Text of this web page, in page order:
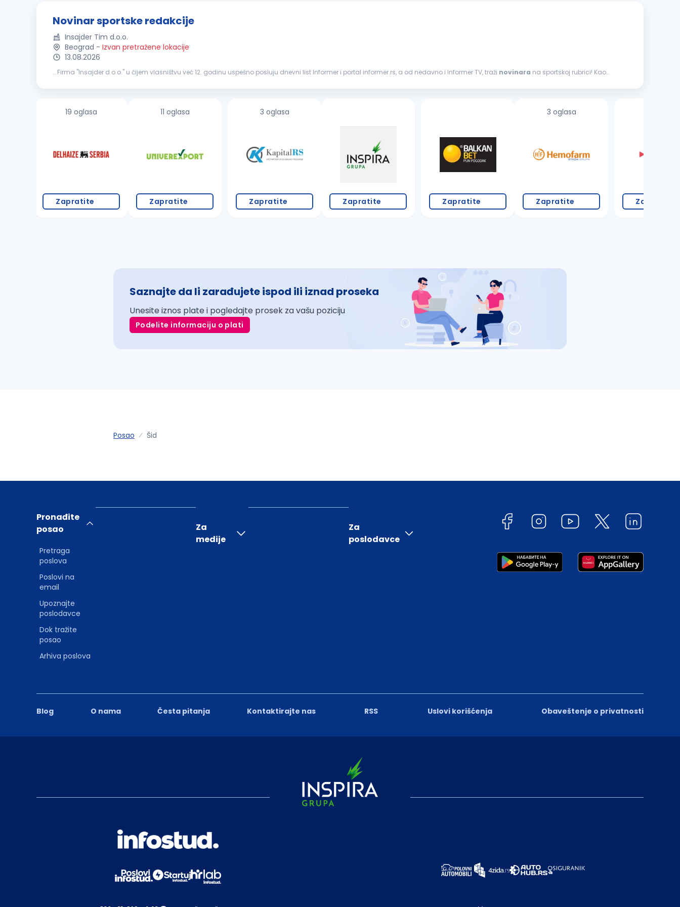
Novinar sportske redakcije
Insajder Tim d.o.o.
Beograd - Izvan pretražene lokacije
13.08.2026
...Firma "Insajder d.o.o." u čijem vlasništvu već 12. godinu uspešno posluju dnevni list Informer i portal informer.rs, a od nedavno i Informer TV, traži novinara na sportskoj rubrici! Kao
19 oglasa
Zapratite
11 oglasa
Zapratite
3 oglasa
Zapratite Zapratite Zapratite
3 oglasa
Zapratite Zapratite
Saznajte da li zarađujete ispod ili iznad proseka
Unesite iznos plate i pogledajte prosek za vašu poziciju
Podelite informaciju o plati
Posao Šid
Blog O nama Česta pitanja Kontaktirajte nas RSS Uslovi korišćenja Obaveštenje o privatnosti
Pronađite
posao
Pretraga
poslova
Poslovi na
email
Upoznajte
poslodavce
Dok tražite
posao
Arhiva poslova
Za
medije
Za
poslodavce